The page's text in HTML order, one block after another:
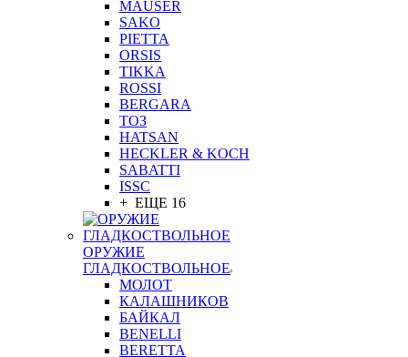
MAUSER
SAKO
PIETTA
ORSIS
TIKKA
ROSSI
BERGARA
ТОЗ
HATSAN
HECKLER & KOCH
SABATTI
ISSC
+ ЕЩЕ 16
ОРУЖИЕ
ГЛАДКОСТВОЛЬНОЕ
МОЛОТ
КАЛАШНИКОВ
БАЙКАЛ
BENELLI
BERETTA